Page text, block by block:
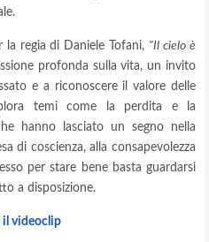
regia di Daniele Tofani, "Il cielo è
profonda sulla vita, un invito
e a riconoscere il valore delle
temi come la perdita e la
hanno lasciato un segno nella
di coscienza, alla consapevolezza
per stare bene basta guardarsi
a disposizione.
il videoclip